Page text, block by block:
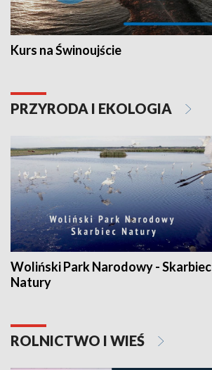
Kurs na Świnoujście
PRZYRODA I EKOLOGIA
Woliński Park Narodowy - Skarbiec
Natury
ROLNICTWO I WIEŚ